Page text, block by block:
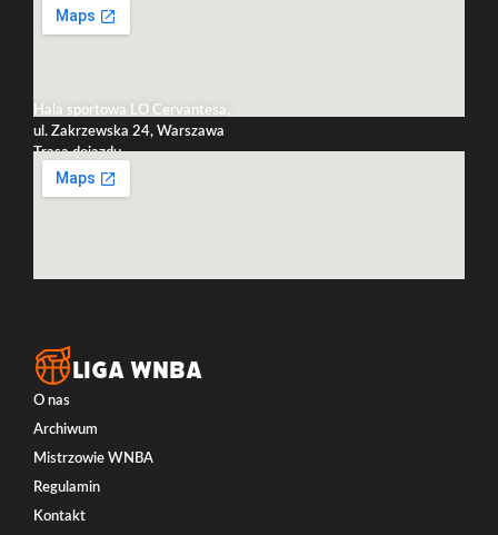
Hala sportowa LO Cervantesa,
ul. Zakrzewska 24, Warszawa
Trasa dojazdu
LIGA WNBA
O nas
Archiwum
Mistrzowie WNBA
Regulamin
Kontakt